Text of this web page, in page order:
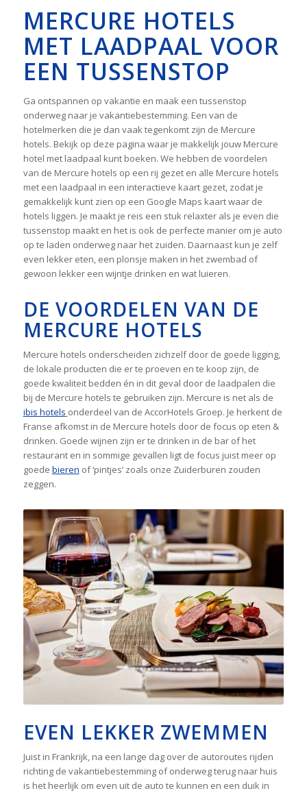
MERCURE HOTELS
MET LAADPAAL VOOR
EEN TUSSENSTOP
Ga ontspannen op vakantie en maak een tussenstop
onderweg naar je vakantiebestemming. Een van de
hotelmerken die je dan vaak tegenkomt zijn de Mercure
hotels. Bekijk op deze pagina waar je makkelijk jouw Mercure
hotel met laadpaal kunt boeken. We hebben de voordelen
van de Mercure hotels op een rij gezet en alle Mercure hotels
met een laadpaal in een interactieve kaart gezet, zodat je
gemakkelijk kunt zien op een Google Maps kaart waar de
hotels liggen. Je maakt je reis een stuk relaxter als je even die
tussenstop maakt en het is ook de perfecte manier om je auto
op te laden onderweg naar het zuiden. Daarnaast kun je zelf
even lekker eten, een plonsje maken in het zwembad of
gewoon lekker een wijntje drinken en wat luieren.
DE VOORDELEN VAN DE
MERCURE HOTELS
Mercure hotels onderscheiden zichzelf door de goede ligging,
de lokale producten die er te proeven en te koop zijn, de
goede kwaliteit bedden én in dit geval door de laadpalen die
bij de Mercure hotels te gebruiken zijn. Mercure is net als de
ibis hotels onderdeel van de AccorHotels Groep. Je herkent de
Franse afkomst in de Mercure hotels door de focus op eten &
drinken. Goede wijnen zijn er te drinken in de bar of het
restaurant en in sommige gevallen ligt de focus juist meer op
goede bieren of ‘pintjes’ zoals onze Zuiderburen zouden
zeggen.
EVEN LEKKER ZWEMMEN
Juist in Frankrijk, na een lange dag over de autoroutes rijden
richting de vakantiebestemming of onderweg terug naar huis
is het heerlijk om even uit de auto te kunnen en een duik in